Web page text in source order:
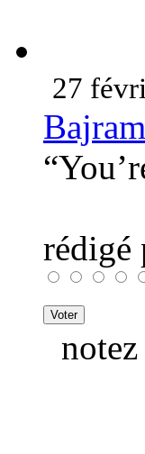
27
rédigé